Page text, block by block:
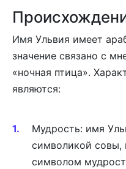
Имя Ульвия имеет
значение связано с
«ночная птица».
являются:
Мудрость: имя
символикой совы,
символом